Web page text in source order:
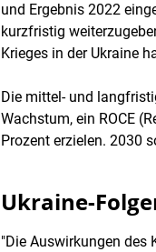
und Ergebnis 2022
kurzfristig
Krieges in der Ukraine
Die mittel- und
Wachstum, ein ROCE
Prozent erzielen. 2030
Ukraine-
"Die Auswirkungen des